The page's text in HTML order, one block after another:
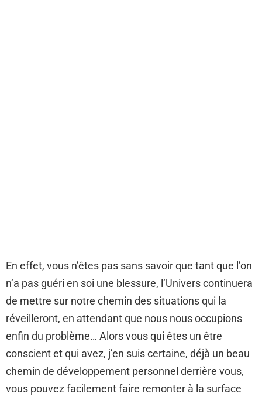
En effet, vous n’êtes pas sans savoir que tant que l’on
n’a pas guéri en soi une blessure, l’Univers continuera
de mettre sur notre chemin des situations qui la
réveilleront, en attendant que nous nous occupions
enfin du problème… Alors vous qui êtes un être
conscient et qui avez, j’en suis certaine, déjà un beau
chemin de développement personnel derrière vous,
vous pouvez facilement faire remonter à la surface